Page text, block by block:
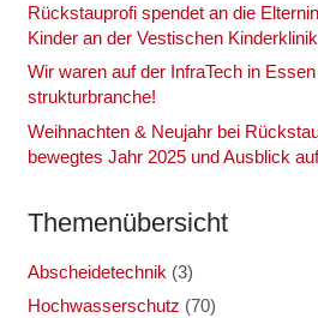
Rück­stau­pro­fi spen­det an die
Kin­der an der Ves­ti­schen
Wir waren auf der Infra­Tech in
struk­tur­bran­che!
Weih­nach­ten & Neu­jahr bei
beweg­tes Jahr 2025 und Aus­blick
The­men­über­sicht
Abscheidetechnik (3)
Hochwasserschutz (70)